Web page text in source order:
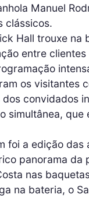
Manuel
clássicos.
Hall trouxe na
entre
os visitantes
convidados
simultânea,
foi a edição
panorama da
nas
na bateria, o